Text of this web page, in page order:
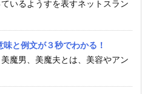
いるようすを表すネットスラン
味と例文が３秒でわかる！
魔男、美魔夫とは、美容やアン